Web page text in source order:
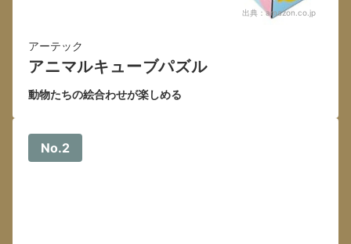
出典：amazon.co.jp
アーテック
アニマルキューブパズル
動物たちの絵合わせが楽しめる
No.2